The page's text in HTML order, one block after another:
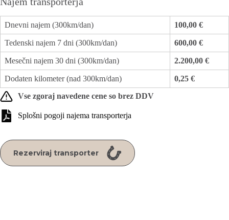
Dnevni najem (300km/dan) 100,00 €
Tedenski najem 7 dni (300km/dan) 600,00 €
Mesečni najem 30 dni (300km/dan) 2.200,00 €
Dodaten kilometer (nad 300km/dan) 0,25 €
Vse zgoraj navedene cene so brez DDV
Splošni pogoji najema transporterja
Rezerviraj transporter